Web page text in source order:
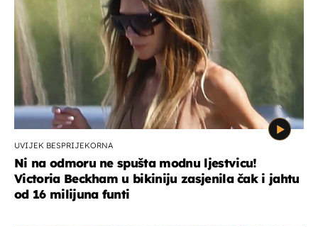
UVIJEK BESPRIJEKORNA
Ni na odmoru ne spušta modnu ljestvicu!
Victoria Beckham u bikiniju zasjenila čak i jahtu
od 16 milijuna funti